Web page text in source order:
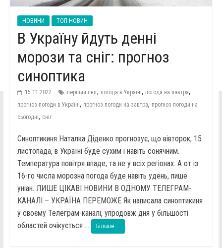
НОВИНИ ТОП-НОВИН
В Україну йдуть денні
морози та сніг: прогноз
синоптика
15.11.2022 перший сніг, погода в Україні, погода на завтра,
прогноз погоди в Україні, прогноз погоди на завтра, прогноз погоди на
сьогодні, сніг
Синоптикиня Наталка Діденко прогнозує, що вівторок, 15
листопада, в Україні буде сухим і навіть сонячним.
Температура повітря впаде, та не у всіх регіонах. А от із
16-го числа морозна погода буде навіть удень, пише
уніан. ЛИШЕ ЦІКАВІ НОВИНИ В ОДНОМУ ТЕЛЕГРАМ-
КАНАЛІ – УКРАЇНА ПЕРЕМОЖЕ Як написала синоптикиня
у своєму Телеграм-каналі, упродовж дня у більшості
областей очікується ...
Більше ...